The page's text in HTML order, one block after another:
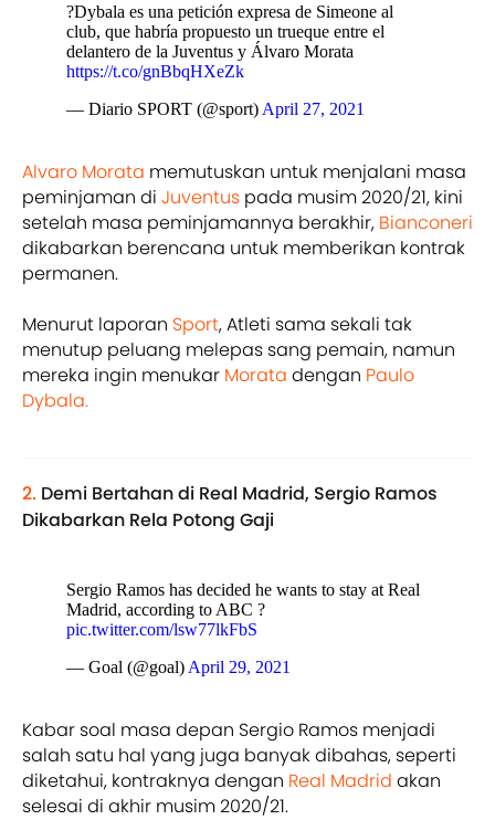
?Dybala es una petición expresa de Simeone al
club, que habría propuesto un trueque entre el
delantero de la Juventus y Álvaro Morata
https://t.co/gnBbqHXeZk
— Diario SPORT (@sport) April 27, 2021
Alvaro Morata memutuskan untuk menjalani masa
peminjaman di Juventus pada musim 2020/21, kini
setelah masa peminjamannya berakhir, Bianconeri
dikabarkan berencana untuk memberikan kontrak
permanen.
Menurut laporan Sport, Atleti sama sekali tak
menutup peluang melepas sang pemain, namun
mereka ingin menukar Morata dengan Paulo
Dybala.
2. Demi Bertahan di Real Madrid, Sergio Ramos
Dikabarkan Rela Potong Gaji
Sergio Ramos has decided he wants to stay at Real
Madrid, according to ABC ?
pic.twitter.com/lsw77lkFbS
— Goal (@goal) April 29, 2021
Kabar soal masa depan Sergio Ramos menjadi
salah satu hal yang juga banyak dibahas, seperti
diketahui, kontraknya dengan Real Madrid akan
selesai di akhir musim 2020/21.